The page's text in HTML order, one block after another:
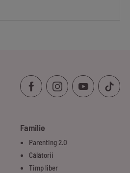
Familie
Parenting 2.0
Călătorii
Timp liber